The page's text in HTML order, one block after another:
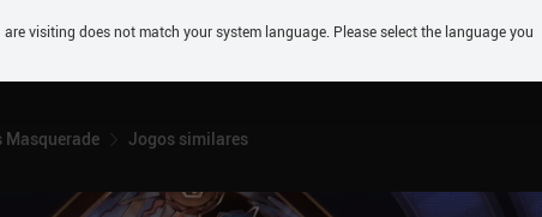
MAIS EM BREVE SIMILARES
Masquerade Jogos similares
visiting does not match your system language. Please select the language you